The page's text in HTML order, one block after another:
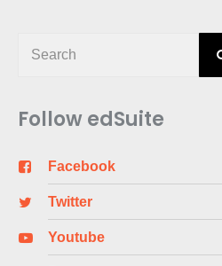
Follow edSuite
Facebook
Twitter
Youtube